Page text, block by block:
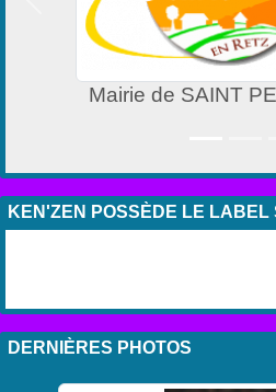
Précedent
KEN'ZEN POSSÈDE LE LABEL
DERNIÈRES PHOTOS